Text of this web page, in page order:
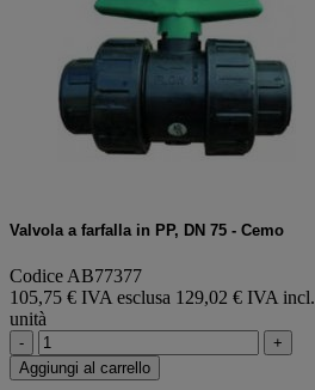
Valvola a farfalla in PP, DN 75 - Cemo
Codice AB77377
105,75 € IVA esclusa 129,02 € IVA incl.
unità
-
+
Aggiungi al carrello